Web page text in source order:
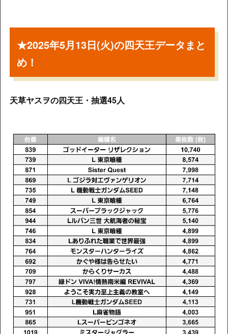
★2025年5月13日(火)の四天王データまと
め！
天草ヤスヲの四天王・抽選45人